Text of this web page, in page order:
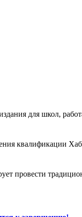
для школ,
квалификации
провести